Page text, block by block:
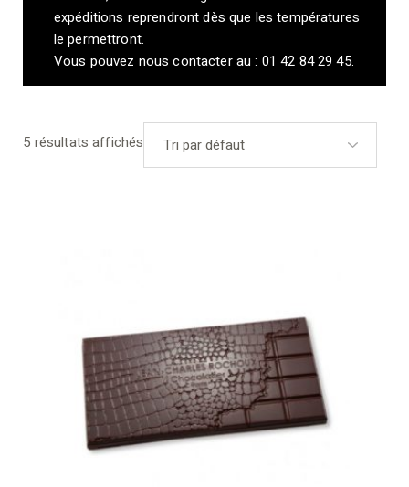
expéditions reprendront dès que les températures
le permettront.
Vous pouvez nous contacter au : 01 42 84 29 45.
5 résultats affichés